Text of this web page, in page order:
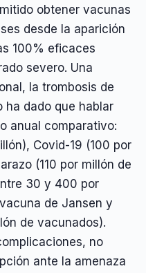
obtener vacunas
desde la aparición
100% eficaces
severo. Una
la trombosis de
ha dado que hablar
anual comparativo:
Covid-19 (100 por
(110 por millón de
30 y 400 por
de Jansen y
de vacunados).
no
ante la amenaza